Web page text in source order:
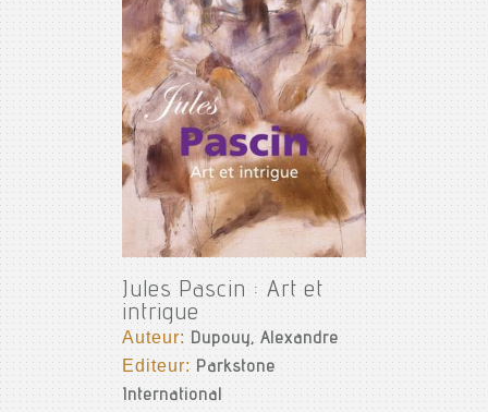
Jules Pascin : Art et
intrigue
Auteur:Dupouy, Alexandre
Editeur: Parkstone
International